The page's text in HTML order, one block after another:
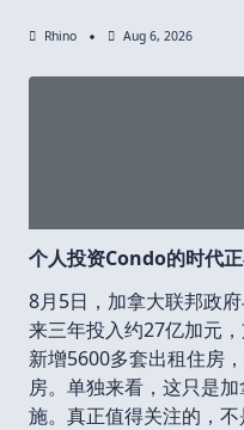
Rhino Aug 6, 2026
个人投资Condo的时代
8月5日，加拿大联邦政
来三年投入约27亿加元
新增5600多套出租住房
房。单独来看，这只是
施。真正值得关注的，